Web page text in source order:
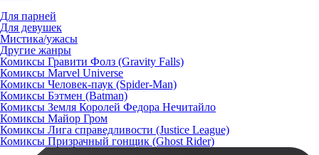
Для парней
Для девушек
Мистика/ужасы
Другие жанры
Комиксы Гравити Фолз (Gravity Falls)
Комиксы Marvel Universe
Комиксы Человек-паук (Spider-Man)
Комиксы Бэтмен (Batman)
Комиксы Земля Королей Федора Нечитайло
Комиксы Майор Гром
Комиксы Лига справедливости (Justice League)
Комиксы Призрачный гонщик (Ghost Rider)